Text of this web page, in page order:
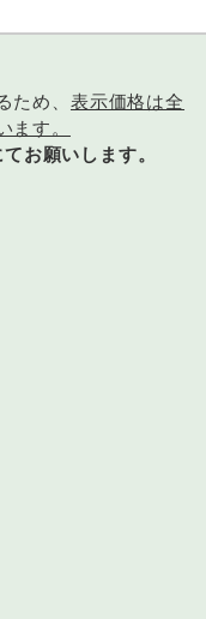
ため、 表示価格は全
ます。
お願いします。